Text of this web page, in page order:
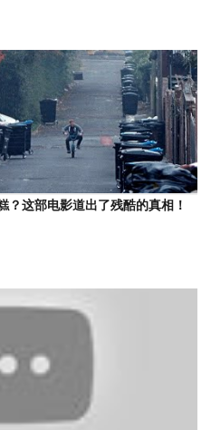
？这部电影道出了残酷的真相！